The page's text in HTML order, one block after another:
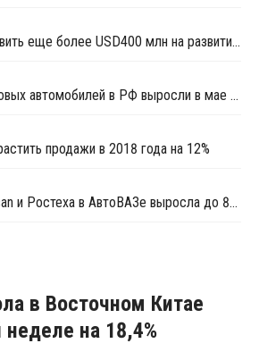
Hyundai может направить еще более USD400 млн на развитие производства в России
Продажи новых легковых автомобилей в РФ выросли в мае на 18%
продажи в 2018 года на 12%
Доля СП Renault-Nissan и Ростеха в АвтоВАЗе выросла до 83,5%
в Восточном Китае
неделе на 18,4%